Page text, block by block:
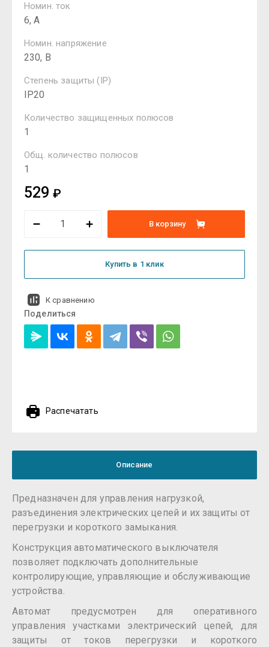
Номин. ток
6, А
Номин. напряжение
230, В
Степень защиты (IP)
IP20
Количество защищенных полюсов
1
Общ. количество полюсов
1
529 ₽
В корзину
Купить в 1 клик
К сравнению
Поделиться
Распечатать
Описание
Предназначен для управления нагрузкой,
разъединения электрических цепей и их защиты от
перегрузки и короткого замыкания.
Конструкция автоматического выключателя
позволяет подключать дополнительные
контролирующие, управляющие и обслуживающие
устройства.
Автомат предусмотрен для оперативного
управления участками электрический цепей, для
защиты от токов перегрузки и короткого